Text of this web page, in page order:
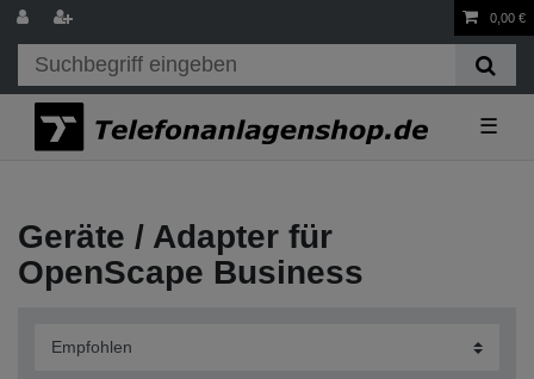
0,00 €
☰
Geräte / Adapter für
OpenScape Business